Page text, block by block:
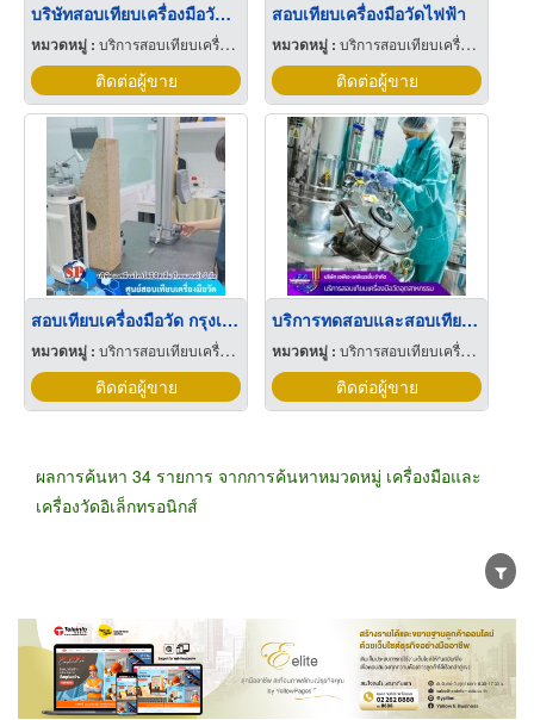
บริษัทสอบเทียบเครื่องมือวัด ชลบุรี
หมวดหมู่ : บริการสอบเทียบเครื่องมือวัด
ติดต่อผู้ขาย
สอบเทียบเครื่องมือวัดไฟฟ้า
หมวดหมู่ :บริการสอบเทียบเครื่องมือวัด
ติดต่อผู้ขาย
สอบเทียบเครื่องมือวัด กรุงเทพ
หมวดหมู่ : บริการสอบเทียบเครื่องมือวัด
ติดต่อผู้ขาย
บริการทดสอบและสอบเทียบเครื่องมือวัดอุตสาหกรรมการผลิตยาและเครื่องสำอาง
หมวดหมู่ :บริการสอบเทียบเครื่องมือวัด
ติดต่อผู้ขาย
ผลการค้นหา 34 รายการ จากการค้นหาหมวดหมู่ เครื่องมือและ
เครื่องวัดอิเล็กทรอนิกส์
ขายส่ง ขายปลีก ผู้ผลิต
ตัวแทนจัดจำหน่าย
ผู้ส่งออก/นำเข้า
ธุรกิจบริการ